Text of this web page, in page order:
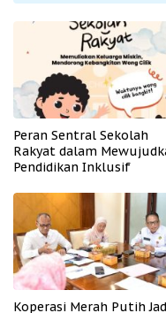
Peran Sentral Sekolah
Rakyat dalam
Pendidikan Inklusif
Koperasi Merah Putih